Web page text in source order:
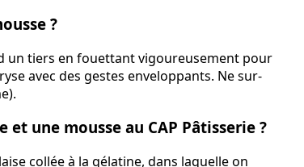
?
un tiers en fouettant vigoureusement pour
avec des gestes enveloppants. Ne sur-
une mousse au CAP Pâtisserie ?
collée à la gélatine, dans laquelle on